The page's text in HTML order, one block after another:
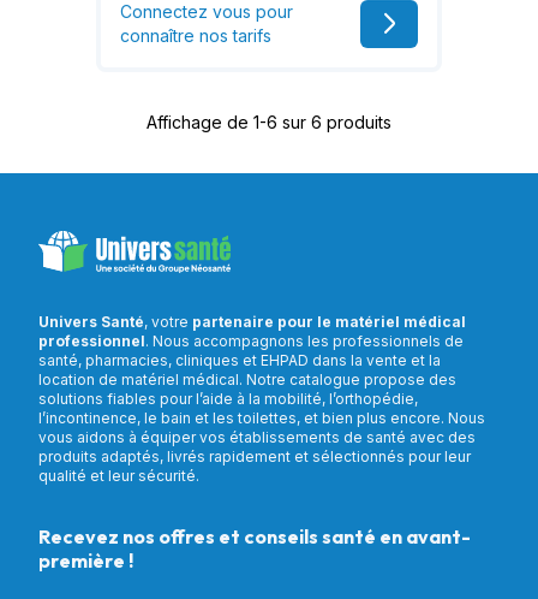
Connectez vous pour
connaître nos tarifs
Affichage de 1-6 sur 6 produits
Univers Santé, votre partenaire pour le matériel médical
professionnel. Nous accompagnons les professionnels de
santé, pharmacies, cliniques et EHPAD dans la vente et la
location de matériel médical. Notre catalogue propose des
solutions fiables pour l’aide à la mobilité, l’orthopédie,
l’incontinence, le bain et les toilettes, et bien plus encore. Nous
vous aidons à équiper vos établissements de santé avec des
produits adaptés, livrés rapidement et sélectionnés pour leur
qualité et leur sécurité.
Recevez nos offres et conseils santé en avant-
première !